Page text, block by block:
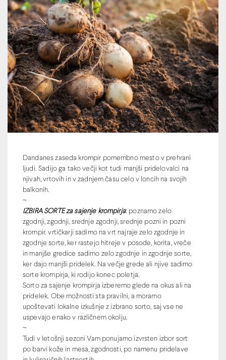
Dandanes zaseda krompir pomembno mesto v prehrani
ljudi. Sadijo ga tako večji kot tudi manjši pridelovalci na
njivah, vrtovih in v zadnjem času celo v loncih na svojih
balkonih.
~
IZBIRA SORTE za sajenje krompirja: poznamo zelo
zgodnji, zgodnji, srednje zgodnji, srednje pozni in pozni
krompir. vrtičkarji sadimo na vrt najraje zelo zgodnje in
zgodnje sorte, ker rastejo hitreje v posode, korita, vreče
in manjše gredice sadimo zelo zgodnje in zgodnje sorte,
ker dajo manjši pridelek. Na večje grede ali njive sadimo
sorte krompirja, ki rodijo konec poletja.
Sorto za sajenje krompirja izberemo glede na okus ali na
pridelek. Obe možnosti sta pravilni, a moramo
upoštevati lokalne izkušnje z izbrano sorto, saj vse ne
uspevajo enako v različnem okolju.
~
Tudi v letošnji sezoni Vam ponujamo izvrsten izbor sort
po barvi kože in mesa, zgodnosti, po namenu pridelave